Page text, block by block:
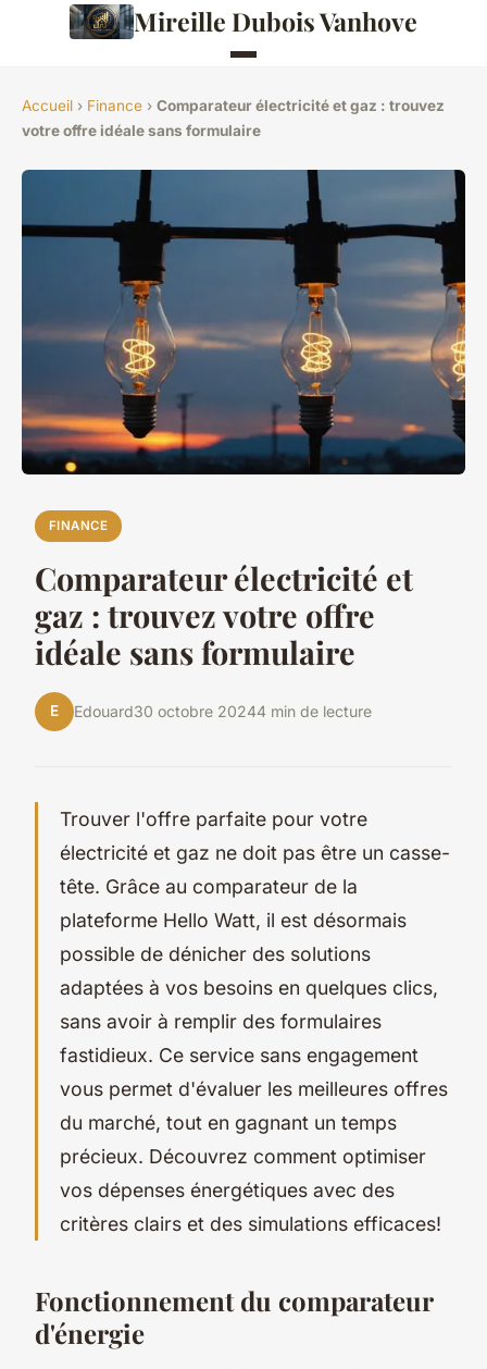
Mireille Dubois Vanhove
Accueil › Finance › Comparateur électricité et gaz : trouvez
votre offre idéale sans formulaire
FINANCE
Comparateur électricité et
gaz : trouvez votre offre
idéale sans formulaire
E Edouard30 octobre 20244 min de lecture
Trouver l'offre parfaite pour votre
électricité et gaz ne doit pas être un casse-
tête. Grâce au comparateur de la
plateforme Hello Watt, il est désormais
possible de dénicher des solutions
adaptées à vos besoins en quelques clics,
sans avoir à remplir des formulaires
fastidieux. Ce service sans engagement
vous permet d'évaluer les meilleures offres
du marché, tout en gagnant un temps
précieux. Découvrez comment optimiser
vos dépenses énergétiques avec des
critères clairs et des simulations efficaces!
Fonctionnement du comparateur
d'énergie